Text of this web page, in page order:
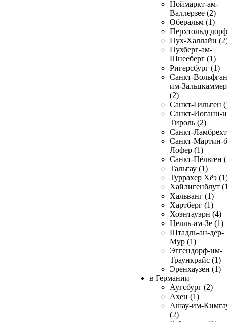
Ноймаркт-ам-
Валлерзее (2)
Оберальм (1)
Пух-Халлайн
Пухберг-ам-
Шнееберг (1)
Ригерсбург (1)
Санкт-
им-
(2)
Санкт-Гильген
Санкт-Иоганн-
Тироль (2)
Санкт-
Санкт-Мартин-
Лофер (1)
Санкт-Пёльтен
Тальгау (1)
Туррахер Хёэ
Хайлигенблут
Хальванг (1)
Хартберг (1)
Хоэнтауэрн (4)
Целль-ам-Зе (1)
Штадль-ан-дер-
Мур (1)
Эггендорф-им-
Траункрайс (1)
Эренхаузен (1)
в Германии
Аугсбург (2)
Ахен (1)
Ашау-им-
(2)